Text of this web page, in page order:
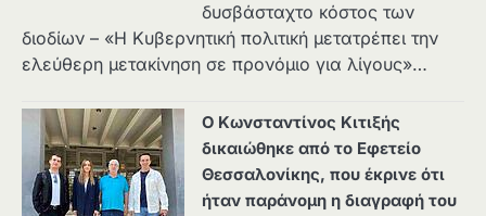
δυσβάσταχτο κόστος των
διοδίων – «Η Κυβερνητική πολιτική μετατρέπει την
ελεύθερη μετακίνηση σε προνόμιο για λίγους»…
Ο Κωνσταντίνος Κιτιξής
δικαιώθηκε από το Εφετείο
Θεσσαλονίκης, που έκρινε ότι
ήταν παράνομη η διαγραφή του